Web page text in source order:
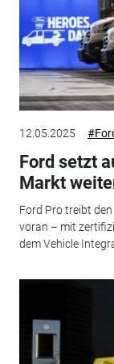
12.05.2025
Ford setzt
Markt
Ford Pro treibt
voran – mit
dem Vehicle